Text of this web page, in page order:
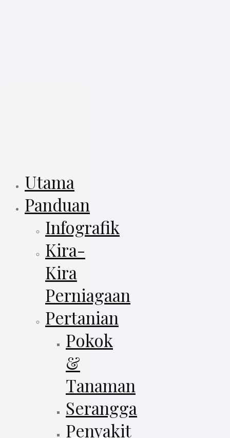
Utama
Panduan
Infografik
Kira-
Kira
Perniagaan
Pertanian
Pokok
&
Tanaman
Serangga
Penyakit